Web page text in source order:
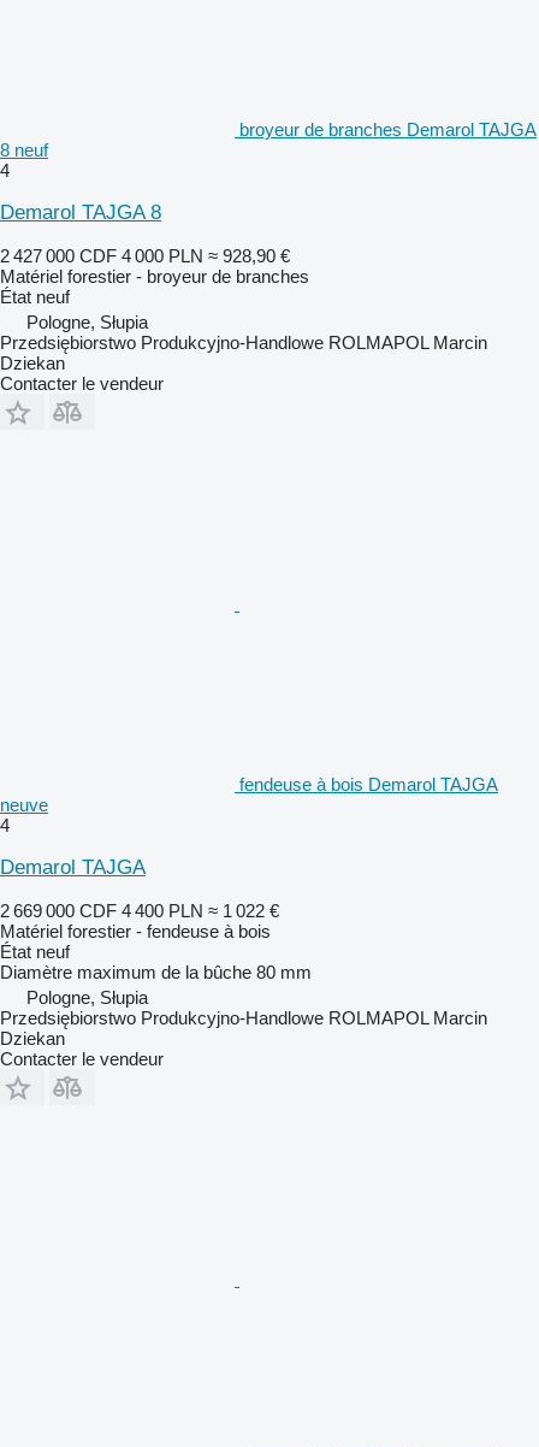
broyeur de branches Demarol TAJGA
8 neuf
4
Demarol TAJGA 8
2 427 000 CDF 4 000 PLN ≈ 928,90 €
Matériel forestier - broyeur de branches
État neuf
Pologne, Słupia
Przedsiębiorstwo Produkcyjno-Handlowe ROLMAPOL Marcin
Dziekan
Contacter le vendeur
fendeuse à bois Demarol TAJGA
neuve
4
Demarol TAJGA
2 669 000 CDF 4 400 PLN ≈ 1 022 €
Matériel forestier - fendeuse à bois
État neuf
Diamètre maximum de la bûche 80 mm
Pologne, Słupia
Przedsiębiorstwo Produkcyjno-Handlowe ROLMAPOL Marcin
Dziekan
Contacter le vendeur